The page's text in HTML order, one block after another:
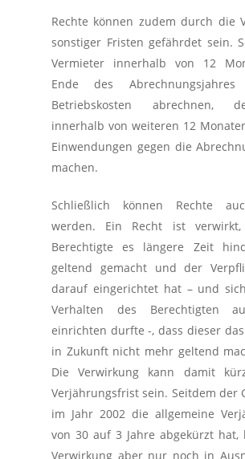
Rechte können zudem durch die
sonstiger Fristen gefährdet sein.
Vermieter innerhalb von 12
Ende des
Betriebskosten abrechnen,
innerhalb von weiteren 12
Einwendungen gegen die
machen.
Schließlich können Rechte
werden. Ein Recht ist
Berechtigte es längere Zeit
geltend gemacht und der
darauf eingerichtet hat – und
Verhalten des Berechtigten
einrichten durfte -, dass dieser
in Zukunft nicht mehr geltend
Die Verwirkung kann damit
Verjährungsfrist sein. Seitdem der
im Jahr 2002 die allgemeine
von 30 auf 3 Jahre abgekürzt hat,
Verwirkung aber nur noch in